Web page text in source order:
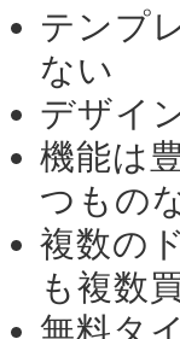
テンプ
ない
デザイ
機能は
つもの
複数の
も複数
無料タ